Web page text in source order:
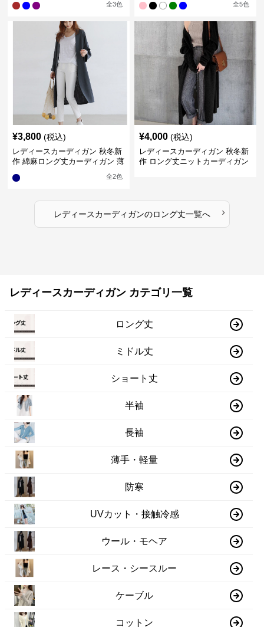
全3色 全5色
¥3,800 (税込)
レディースカーディガン 秋冬新
作 綿麻ロング丈カーディガン 薄
全2色
¥4,000 (税込)
レディースカーディガン 秋冬新
作 ロング丈ニットカーディガン
レディースカーディガンのロング丈一覧へ ›
レディースカーディガン カテゴリ一覧
ロング丈
ミドル丈
ショート丈
半袖
長袖
薄手・軽量
防寒
UVカット・接触冷感
ウール・モヘア
レース・シースルー
ケーブル
コットン